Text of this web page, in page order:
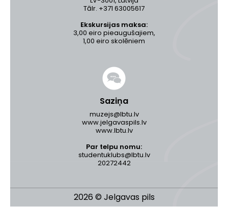
Tālr. +371 63005617
Ekskursijas maksa:
3,00 eiro pieaugušajiem,
1,00 eiro skolēniem
Saziņa
muzejs@lbtu.lv
www.jelgavaspils.lv
www.lbtu.lv
Par telpu nomu:
studentuklubs@lbtu.lv
20272442
2026 © Jelgavas pils